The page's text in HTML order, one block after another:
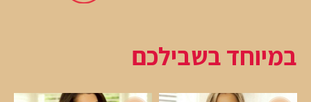
במיוחד בשבילכם